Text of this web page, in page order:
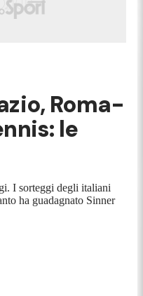
Roma-
le
I sorteggi degli italiani
ha guadagnato Sinner